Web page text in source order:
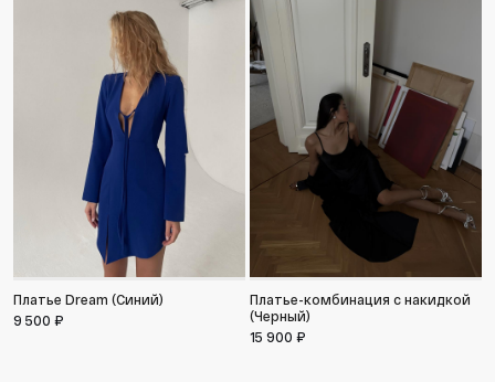
Платье Dream (Синий)
9 500 ₽
Платье-комбинация с накидкой
(Черный)
15 900 ₽